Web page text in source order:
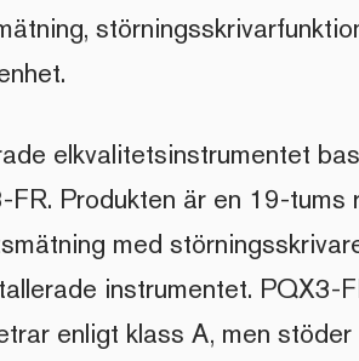
elkvalitetsinstrumentet
FR. Produkten är en 19-tums
med
instrumentet. PQX3-
enligt klass A, men